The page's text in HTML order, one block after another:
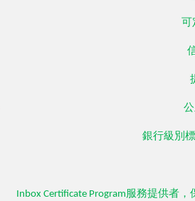
銀行級別標
Inbox Certificate Program服務提供者